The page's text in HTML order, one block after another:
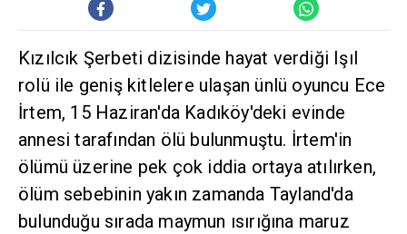
Kızılcık Şerbeti dizisinde hayat verdiği Işıl
rolü ile geniş kitlelere ulaşan ünlü oyuncu Ece
İrtem, 15 Haziran'da Kadıköy'deki evinde
annesi tarafından ölü bulunmuştu. İrtem'in
ölümü üzerine pek çok iddia ortaya atılırken,
ölüm sebebinin yakın zamanda Tayland'da
bulunduğu sırada maymun ısırığına maruz